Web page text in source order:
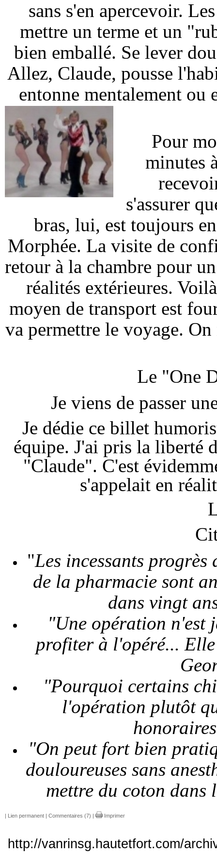
sans s'en apercevoir.
mettre un terme et un
bien emballé. Se lever
Allez, Claude, pousse
entonne mentalement ou
Pour
minutes
s'assurer
bras, lui, est toujours
Morphée. La visite de
retour à la chambre pour
réalités extérieures.
moyen de transport est
va permettre le voyage.
Le "One
Je viens de passer
Je dédie ce billet
équipe. J'ai pris la liberté
"Claude". C'est
s'appelait en
"Les incessants progrès
de la pharmacie sont
dans vingt
"Une opération n'est
profiter à l'opéré... Elle
"Pourquoi certains
l'opération plutôt
honoraires
"On peut fort bien
douloureuses sans
mettredu coton dans
| Lien permanent | Commentaires (7) | Imprimer
http://vanrinsg.hautetfort.com/